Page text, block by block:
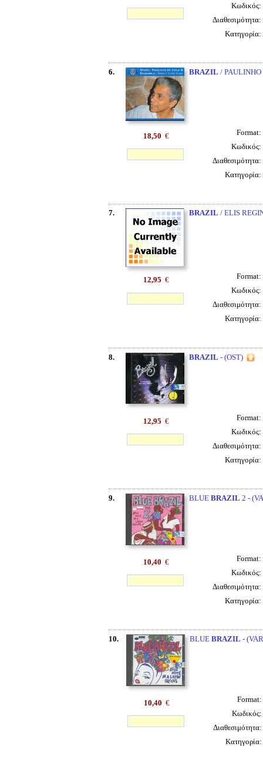
Κωδικός:
Διαθεσιμότητα:
Κατηγορία:
6. BRAZIL /
18,50 € Format:
Κωδικός:
Διαθεσιμότητα:
Κατηγορία:
7. BRAZIL / ELIS
12,95 € Format:
Κωδικός:
Διαθεσιμότητα:
Κατηγορία:
8. BRAZIL - (OST)
12,95 € Format:
Κωδικός:
Διαθεσιμότητα:
Κατηγορία:
9. BLUE BRAZIL 2 -
10,40 € Format:
Κωδικός:
Διαθεσιμότητα:
Κατηγορία:
10. BLUE BRAZIL -
10,40 €
Format:
Κωδικός:
Διαθεσιμότητα:
Κατηγορία: